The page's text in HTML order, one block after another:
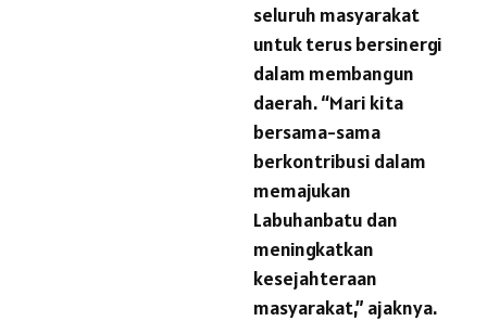
seluruh masyarakat
untuk terus bersinergi
dalam membangun
daerah. “Mari kita
bersama-sama
berkontribusi dalam
memajukan
Labuhanbatu dan
meningkatkan
kesejahteraan
masyarakat,” ajaknya.